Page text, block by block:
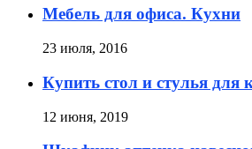
Мебель для офиса. Кухни
23 июля, 2016
Купить стол и стулья для
12 июня, 2019